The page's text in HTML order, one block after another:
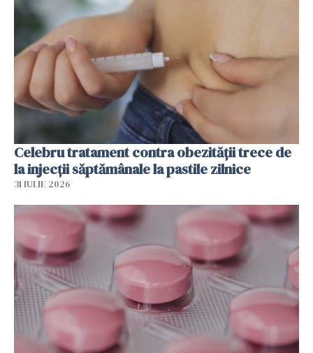
Celebru tratament contra obezității trece de
la injecții săptămânale la pastile zilnice
31 IULIE 2026